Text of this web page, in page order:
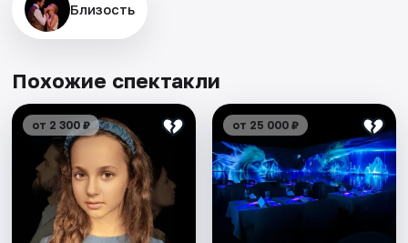
Близость
Похожие спектакли
от 2 300 ₽ от 25 000 ₽